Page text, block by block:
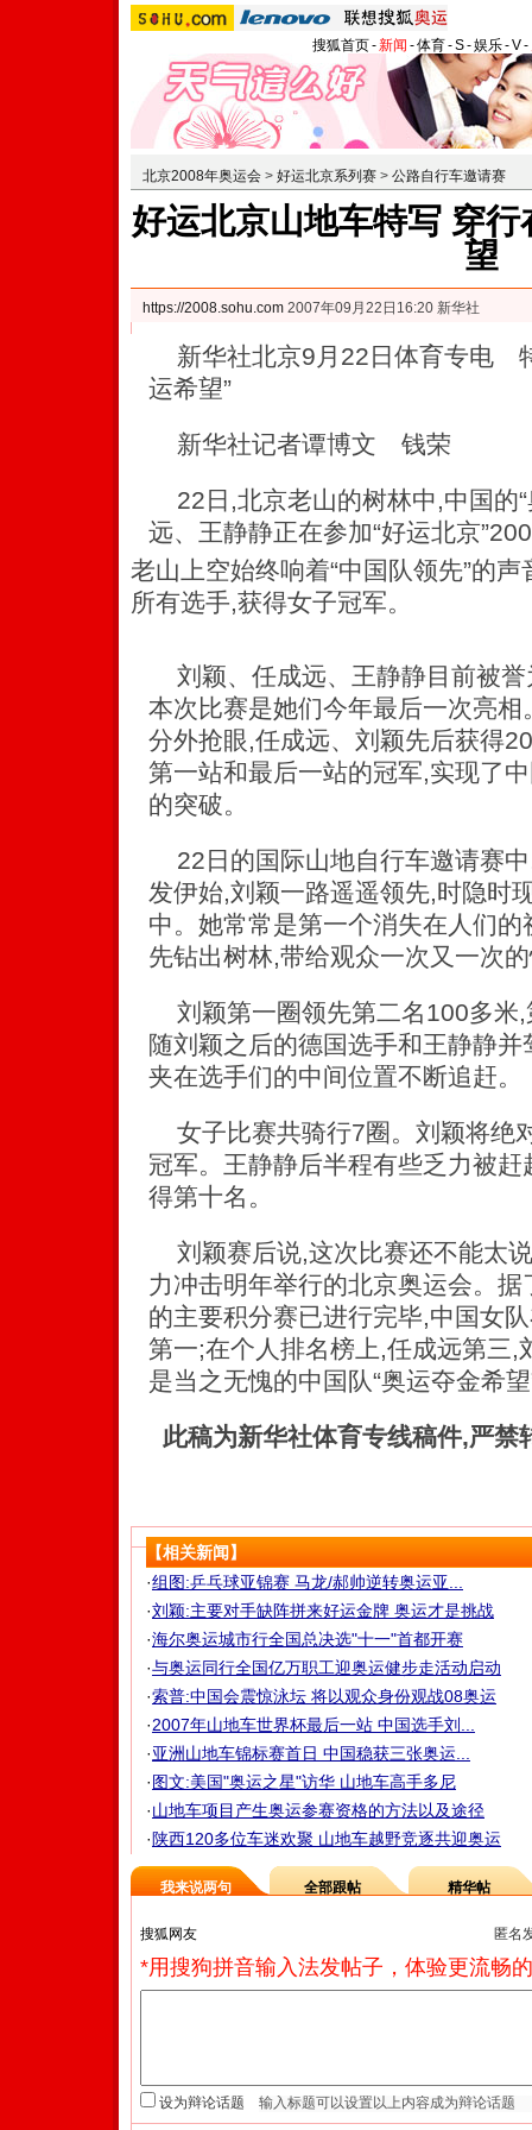
搜狐首页-新闻 -体育-S-娱乐-V-
北京2008年奥运会 > 好运北京系列赛 > 公路自行车邀请赛
好运北京山地车特写 穿
望
https://2008.sohu.com 2007年09月22日16:20 新华社
新华社北京9月22日体育专电
运希望”
新华社记者谭博文 钱荣
22日,北京老山的树林中,中国的“
远、王静静正在参加“好运北京
老山上空始终响着“中国队领先”的
所有选手,获得女子冠军。
刘颖、任成远、王静静目前被誉
本次比赛是她们今年最后一次亮
分外抢眼,任成远、刘颖先后获得
第一站和最后一站的冠军,实现了
的突破。
22日的国际山地自行车邀请赛中
发伊始,刘颖一路遥遥领先,时隐时
中。她常常是第一个消失在人们
先钻出树林,带给观众一次又一次
刘颖第一圈领先第二名100多米,
随刘颖之后的德国选手和王静静
夹在选手们的中间位置不断追赶。
女子比赛共骑行7圈。刘颖将绝
冠军。王静静后半程有些乏力被
得第十名。
刘颖赛后说,这次比赛还不能太
力冲击明年举行的北京奥运会。
的主要积分赛已进行完毕,中国女
第一;在个人排名榜上,任成远第三,
是当之无愧的中国队“奥运夺金希望
此稿为新华社体育专线稿件,严禁
【相关新闻】
·组图:乒乓球亚锦赛 马龙/郝帅逆转奥运亚...
·刘颖:主要对手缺阵拼来好运金牌 奥运才是挑战
·海尔奥运城市行全国总决选"十一"首都开赛
·与奥运同行全国亿万职工迎奥运健步走活动启动
·索普:中国会震惊泳坛 将以观众身份观战08奥运
·2007年山地车世界杯最后一站 中国选手刘...
·亚洲山地车锦标赛首日 中国稳获三张奥运...
·图文:美国"奥运之星"访华 山地车高手多尼
·山地车项目产生奥运参赛资格的方法以及途径
· 陕西120多位车迷欢聚 山地车越野竞逐共迎奥运
我来说两句 全部跟帖 精华帖
匿名
*用搜狗拼音输入法发帖子，体验更流畅
设为辩论话题